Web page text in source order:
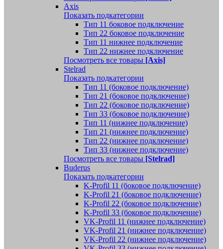
Axis
Показать подкатегории
Тип 11 боковое подключение
Тип 22 боковое подключение
Тип 11 нижнее подключение
Тип 22 нижнее подключение
Посмотреть все товары [Axis]
Stelrad
Показать подкатегории
Tип 11 (боковое подключение)
Тип 21 (боковое подключение)
Тип 22 (боковое подключение)
Тип 33 (боковое подключение)
Тип 11 (нижнее подключение)
Тип 21 (нижнее подключение)
Тип 22 (нижнее подключение)
Тип 33 (нижнее подключение)
Посмотреть все товары [Stelrad]
Buderus
Показать подкатегории
K-Profil 11 (боковое подключение)
K-Profil 21 (боковое подключение)
K-Profil 22 (боковое подключение)
K-Profil 33 (боковое подключение)
VK-Profil 11 (нижнее подключение)
VK-Profil 21 (нижнее подключение)
VK-Profil 22 (нижнее подключение)